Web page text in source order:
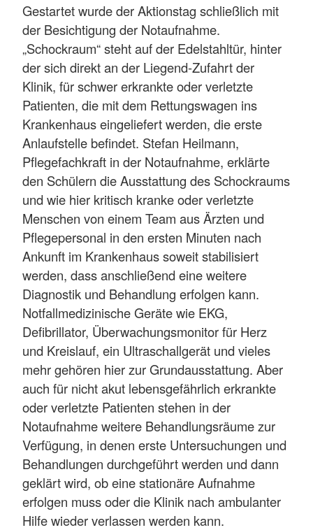
Gestartet wurde der Aktionstag schließlich mit
der Besichtigung der Notaufnahme.
„Schockraum“ steht auf der Edelstahltür, hinter
der sich direkt an der Liegend-Zufahrt der
Klinik, für schwer erkrankte oder verletzte
Patienten, die mit dem Rettungswagen ins
Krankenhaus eingeliefert werden, die erste
Anlaufstelle befindet. Stefan Heilmann,
Pflegefachkraft in der Notaufnahme, erklärte
den Schülern die Ausstattung des Schockraums
und wie hier kritisch kranke oder verletzte
Menschen von einem Team aus Ärzten und
Pflegepersonal in den ersten Minuten nach
Ankunft im Krankenhaus soweit stabilisiert
werden, dass anschließend eine weitere
Diagnostik und Behandlung erfolgen kann.
Notfallmedizinische Geräte wie EKG,
Defibrillator, Überwachungsmonitor für Herz
und Kreislauf, ein Ultraschallgerät und vieles
mehr gehören hier zur Grundausstattung. Aber
auch für nicht akut lebensgefährlich erkrankte
oder verletzte Patienten stehen in der
Notaufnahme weitere Behandlungsräume zur
Verfügung, in denen erste Untersuchungen und
Behandlungen durchgeführt werden und dann
geklärt wird, ob eine stationäre Aufnahme
erfolgen muss oder die Klinik nach ambulanter
Hilfe wieder verlassen werden kann.